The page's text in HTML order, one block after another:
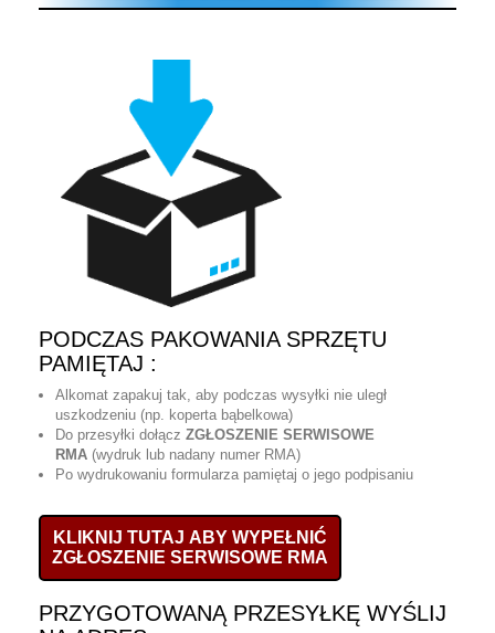
PODCZAS PAKOWANIA SPRZĘTU
PAMIĘTAJ :
Alkomat zapakuj tak, aby podczas wysyłki nie uległ
uszkodzeniu (np. koperta bąbelkowa)
Do przesyłki dołącz ZGŁOSZENIE SERWISOWE
RMA (wydruk lub nadany numer RMA)
Po wydrukowaniu formularza pamiętaj o jego podpisaniu
KLIKNIJ TUTAJ ABY WYPEŁNIĆ
ZGŁOSZENIE SERWISOWE RMA
PRZYGOTOWANĄ PRZESYŁKĘ WYŚLIJ